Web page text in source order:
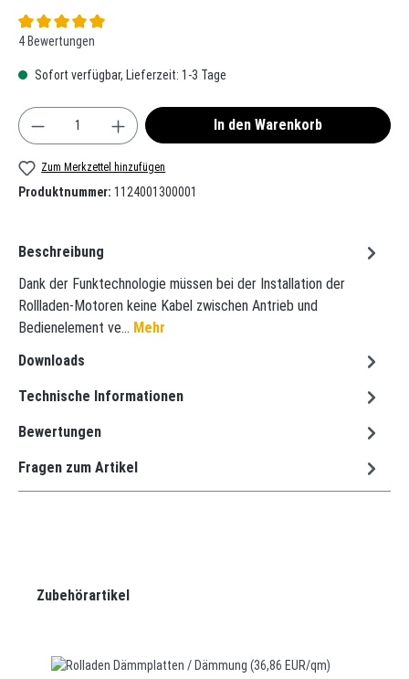
Durchschnittliche Bewertung von 5 von 5 Sternen
4 Bewertungen
Sofort verfügbar, Lieferzeit: 1-3 Tage
Produkt Anzahl: Gib den gewünschten Wert ein
In den Warenkorb
Zum Merkzettel hinzufügen
Produktnummer: 1124001300001
Beschreibung
Dank der Funktechnologie müssen bei der Installation der
Rollladen-Motoren keine Kabel zwischen Antrieb und
Bedienelement ve… Mehr
Downloads
Technische Informationen
Bewertungen
Fragen zum Artikel
Produktgalerie überspringen
Zubehörartikel